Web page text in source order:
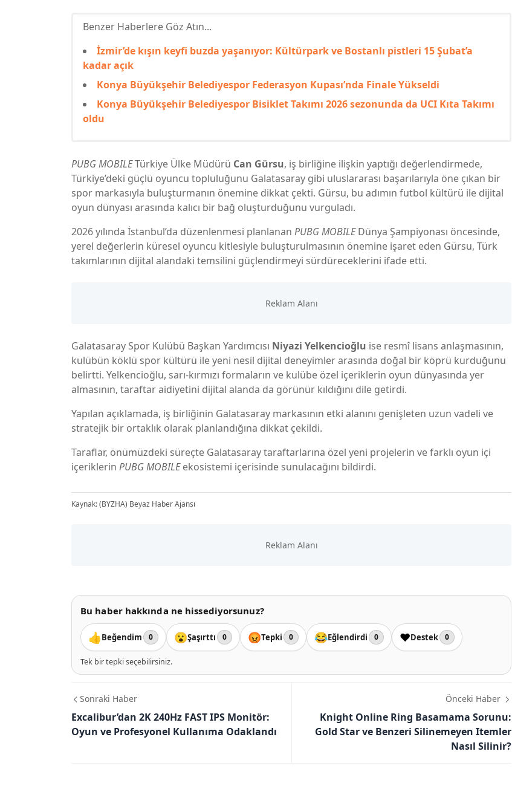
Benzer Haberlere Göz Atın...
İzmir’de kışın keyfi buzda yaşanıyor: Kültürpark ve Bostanlı pistleri 15 Şubat’a
kadar açık
Konya Büyükşehir Belediyespor Federasyon Kupası’nda Finale Yükseldi
Konya Büyükşehir Belediyespor Bisiklet Takımı 2026 sezonunda da UCI Kıta Takımı
oldu
PUBG MOBILETürkiye Ülke Müdürü Can Gürsu, iş birliğine ilişkin yaptığı değerlendirmede,
Türkiye’deki güçlü oyuncu topluluğunu Galatasaray gibi uluslararası başarılarıyla öne çıkan bir
spor markasıyla buluşturmanın önemine dikkat çekti. Gürsu, bu adımın futbol kültürü ile dijital
oyun dünyası arasında kalıcı bir bağ oluşturduğunu vurguladı.
2026 yılında İstanbul’da düzenlenmesi planlanan PUBG MOBILEDünya Şampiyonası öncesinde,
yerel değerlerin küresel oyuncu kitlesiyle buluşturulmasının önemine işaret eden Gürsu, Türk
takımlarının dijital alandaki temsilini güçlendirmeyi sürdüreceklerini ifade etti.
Galatasaray Spor Kulübü Başkan Yardımcısı Niyazi Yelkencioğlu ise resmî lisans anlaşmasının,
kulübün köklü spor kültürü ile yeni nesil dijital deneyimler arasında doğal bir köprü kurduğunu
belirtti. Yelkencioğlu, sarı-kırmızı formaların ve kulübe özel içeriklerin oyun dünyasında yer
almasının, taraftar aidiyetini dijital alanda da görünür kıldığını dile getirdi.
Yapılan açıklamada, iş birliğinin Galatasaray markasının etki alanını genişleten uzun vadeli ve
stratejik bir ortaklık olarak planlandığına dikkat çekildi.
Taraflar, önümüzdeki süreçte Galatasaray taraftarlarına özel yeni projelerin ve farklı oyun içi
içeriklerin PUBG MOBILEekosistemi içerisinde sunulacağını bildirdi.
Kaynak: (BYZHA) Beyaz Haber Ajansı
Bu haber hakkında ne hissediyorsunuz?
👍Beğendim 0 😮Şaşırttı 0 😡Tepki 0 😂Eğlendirdi 0 ❤️Destek 0
Tek bir tepki seçebilirsiniz.
Sonraki Haber
Excalibur’dan 2K 240Hz FAST IPS Monitör:
Oyun ve Profesyonel Kullanıma Odaklandı
Önceki Haber
Knight Online Ring Basamama Sorunu:
Gold Star ve Benzeri Silinemeyen Itemler
Nasıl Silinir?